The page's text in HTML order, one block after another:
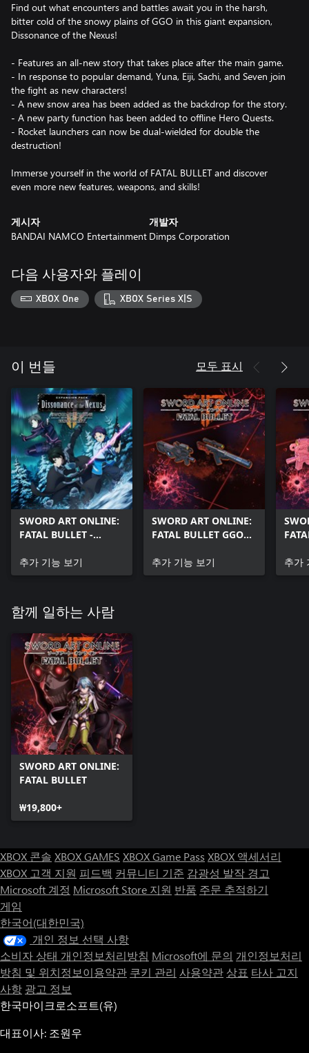
Find out what encounters and battles await you in the harsh,
bitter cold of the snowy plains of GGO in this giant expansion,
Dissonance of the Nexus!
- Features an all-new story that takes place after the main game.
- In response to popular demand, Yuna, Eiji, Sachi, and Seven join
the fight as new characters!
- A new snow area has been added as the backdrop for the story.
- A new party function has been added to offline Hero Quests.
- Rocket launchers can now be dual-wielded for double the
destruction!
Immerse yourself in the world of FATAL BULLET and discover
even more new features, weapons, and skills!
게시자
BANDAI NAMCO Entertainment
개발자
Dimps Corporation
다음 사용자와 플레이
XBOX One XBOX Series X|S
이 번들 모두 표시
SWORD ART ONLINE:
FATAL BULLET -
Nexus
추가 기능 보기
SWORD ART ONLINE:
FATAL BULLET GGO
Weapons
추가 기능 보기 추가
함께 일하는 사람
SWORD ART ONLINE:
FATAL BULLET
₩19,800+
XBOX 콘솔 XBOX GAMES XBOX Game Pass XBOX 액세서리
XBOX 고객 지원 피드백 커뮤니티 기준 감광성 발작 경고
Microsoft 계정 Microsoft Store 지원 반품 주문 추적하기
게임
한국어(대한민국)
개인 정보 선택 사항
소비자 상태 개인정보처리방침 Microsoft에 문의 개인정보처리
방침 및 위치정보이용약관 쿠키 관리 사용약관 상표 타사 고지
사항 광고 정보
한국마이크로소프트(유)
대표이사: 조원우